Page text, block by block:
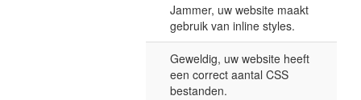
Jammer, uw website maakt
gebruik van inline styles.
Geweldig, uw website heeft
een correct aantal CSS
bestanden.